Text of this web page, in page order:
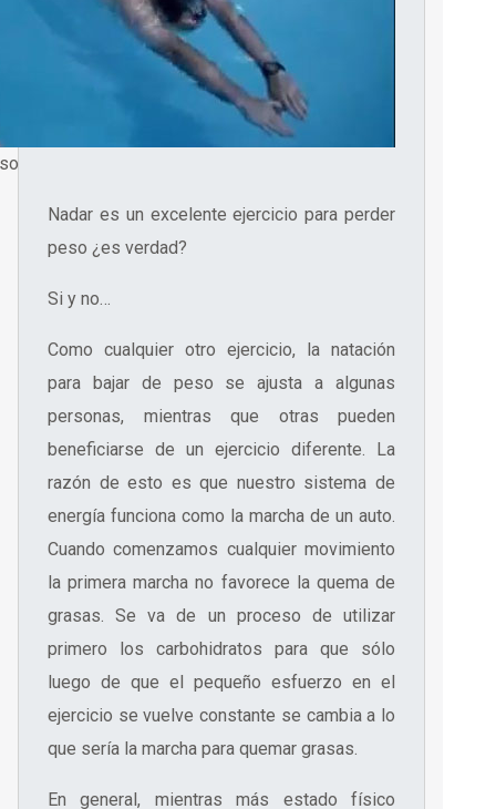
Nadar es un excelente ejercicio para perder
peso ¿es verdad?
Si y no…
Como cualquier otro ejercicio, la natación
para bajar de peso se ajusta a algunas
personas, mientras que otras pueden
beneficiarse de un ejercicio diferente. La
razón de esto es que nuestro sistema de
energía funciona como la marcha de un auto.
Cuando comenzamos cualquier movimiento
la primera marcha no favorece la quema de
grasas. Se va de un proceso de utilizar
primero los carbohidratos para que sólo
luego de que el pequeño esfuerzo en el
ejercicio se vuelve constante se cambia a lo
que sería la marcha para quemar grasas.
En general, mientras más estado físico